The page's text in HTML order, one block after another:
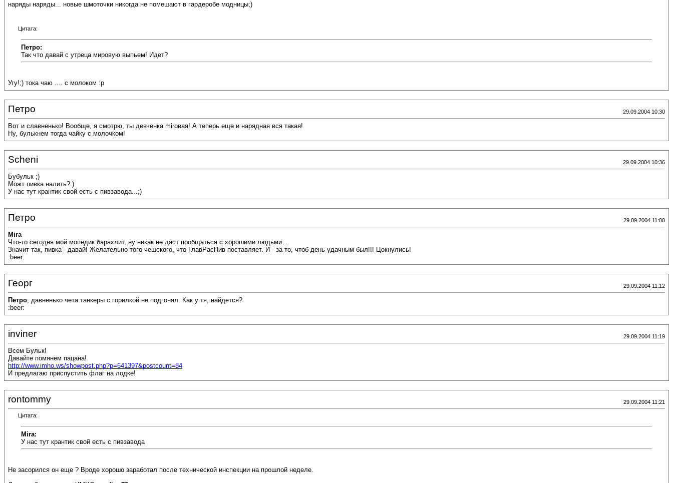
наряды наряды... новые шмоточки никогда не помешают в гардеробе модницы;)
Цитата:
Петро:
Так что давай с утреца мировую выпьем! Идет?
Угу!;) тока чаю .... с молоком :p
Петро 29.09.2004 10:30
Вот и славненько! Вообще, я смотрю, ты девченка miroвая! А теперь еще и нарядная вся такая!
Ну, булькнем тогда чайку с молочком!
Scheni 29.09.2004 10:36
Бубульк ;)
Можт пивка налить?:)
У нас тут крантик свой есть с пивзавода...;)
Петро 29.09.2004 11:00
Mira
Что-то сегодня мой мопедик барахлит, ну никак не даст пообщаться с хорошими людьми...
Значит так, пивка - давай! Желательно того чешского, что ГлавРасПив поставляет. И - за то, чтоб день удачным был!!! Цокнулись!
:beer:
Георг 29.09.2004 11:12
Петро, давненько чета танкеры с горилкой не подгонял. Как у тя, найдется?
:beer:
inviner 29.09.2004 11:19
Всем Бульк!
Давайте помянем пацана!
http://www.imho.ws/showpost.php?p=641397&postcount=84
И предлагаю приспустить флаг на лодке!
rontommy 29.09.2004 11:21
Цитата:
Mira:
У нас тут крантик свой есть с пивзавода
Не засорился он еще ? Вроде хорошо заработал после технической инспекции на прошлой неделе.